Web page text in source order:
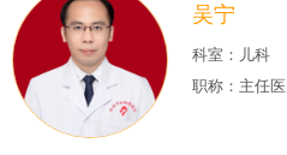
吴宁
科室：儿科
职称：主任